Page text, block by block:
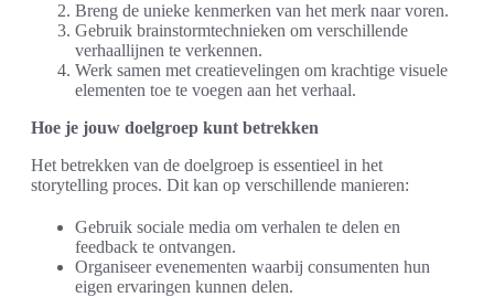
Breng de unieke kenmerken van het merk naar voren.
Gebruik brainstormtechnieken om verschillende
verhaallijnen te verkennen.
Werk samen met creatievelingen om krachtige visuele
elementen toe te voegen aan het verhaal.
Hoe je jouw doelgroep kunt betrekken
Het betrekken van de doelgroep is essentieel in het
storytelling proces. Dit kan op verschillende manieren:
Gebruik sociale media om verhalen te delen en
feedback te ontvangen.
Organiseer evenementen waarbij consumenten hun
eigen ervaringen kunnen delen.